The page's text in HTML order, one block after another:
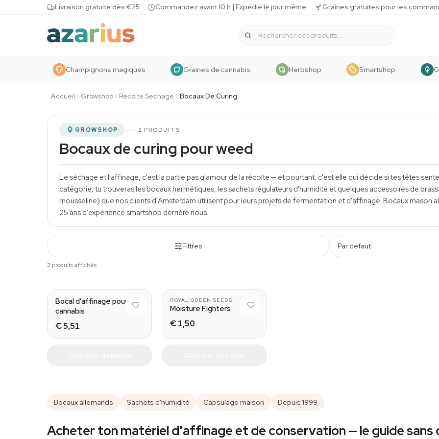
Skip to contentLivraison gratuite dès €25 Commandez avant 10 h | Expédié le jour même Graines gratuites pour les
Champignons magiques Graines de cannabis Herbshop Smartshop
Accueil Growshop Recolte Sechage Bocaux De Curing
GROWSHOP 2 PRODUITS
Bocaux de curing pour weed
Le séchage et l'affinage, c'est la partie pas glamour de la récolte — et pourtant, c'est elle qui décide si tes têtes
catégorie, tu trouveras les bocaux hermétiques, les sachets régulateurs d'humidité et quelques accessoires de
mousseline) que nos clients d'Amsterdam utilisent pour leurs projets de fermentation et d'affinage. Bocaux mason
25 ans d'expérience smartshop derrière nous.
Filtres Par défaut
2 produits affichés
Medium
Bocal d'affinage pour
cannabis
€ 5,51
8 g
ROYAL QUEEN SEEDS
Moisture Fighters
€ 1,50
Bocaux allemands Sachets d'humidité Capsulage maison Depuis 1999
Acheter ton matériel d'affinage et de conservation — le guide sans